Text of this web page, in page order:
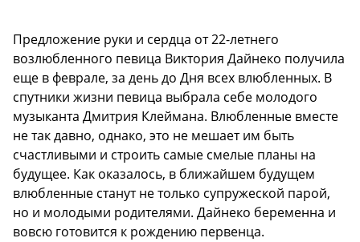
Предложение руки и сердца от 22-летнего
возлюбленного певица Виктория Дайнеко получила
еще в феврале, за день до Дня всех влюбленных. В
спутники жизни певица выбрала себе молодого
музыканта Дмитрия Клеймана. Влюбленные вместе
не так давно, однако, это не мешает им быть
счастливыми и строить самые смелые планы на
будущее. Как оказалось, в ближайшем будущем
влюбленные станут не только супружеской парой,
но и молодыми родителями. Дайнеко беременна и
вовсю готовится к рождению первенца.